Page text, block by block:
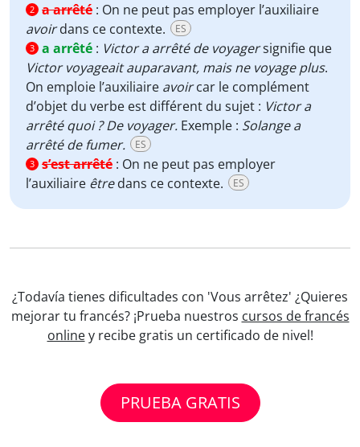
2 a arrêté : On ne peut pas employer l’auxiliaire
avoirdans ce contexte. ES
3 a arrêté : Victor a arrêté de voyagersignifie que
Victor voyageait auparavant, mais ne voyage plus.
On emploie l’auxiliaire avoircar le complément
d’objet du verbe est différent du sujet : Victor a
arrêté quoi ? De voyager. Exemple : Solange a
arrêté de fumer.
ES
3 s’est arrêté : On ne peut pas employer
l’auxiliaire êtredans ce contexte. ES
¿Todavía tienes dificultades con 'Vous arrêtez' ¿Quieres
mejorar tu francés? ¡Prueba nuestros cursos de francés
onliney recibe gratis un certificado de nivel!
PRUEBA GRATIS